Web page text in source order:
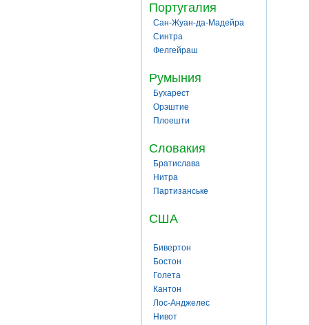
Португалия
Сан-Жуан-да-Мадейра
Синтра
Фелгейраш
Румыния
Бухарест
Орэштие
Плоешти
Словакия
Братислава
Нитра
Партизанське
США
Бивертон
Бостон
Голета
Кантон
Лос-Анджелес
Нивот